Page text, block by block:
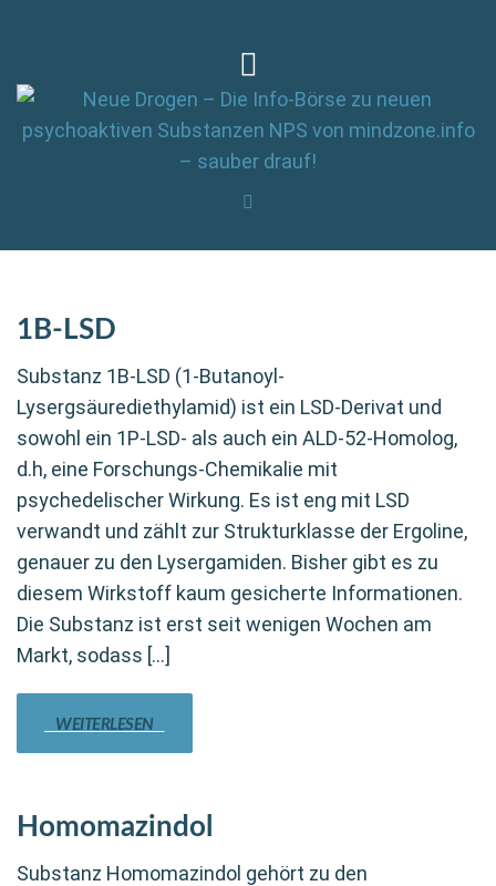
1B-LSD
Substanz 1B-LSD (1-Butanoyl-
Lysergsäurediethylamid) ist ein LSD-Derivat und
sowohl ein 1P-LSD- als auch ein ALD-52-Homolog,
d.h, eine Forschungs-Chemikalie mit
psychedelischer Wirkung. Es ist eng mit LSD
verwandt und zählt zur Strukturklasse der Ergoline,
genauer zu den Lysergamiden. Bisher gibt es zu
diesem Wirkstoff kaum gesicherte Informationen.
Die Substanz ist erst seit wenigen Wochen am
Markt, sodass […]
WEITERLESEN
Homomazindol
Substanz Homomazindol gehört zu den